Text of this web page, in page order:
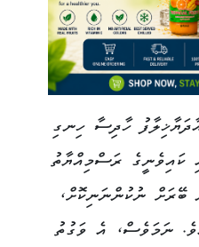
ހާދިސާ ހިނގި
ކައިވެނީގެ ރަސްމިއްޔާތު
ބޭރަށް ނުކުންނަނިކޮށް،
ނަމަވެސް، އެ ވަގުތު